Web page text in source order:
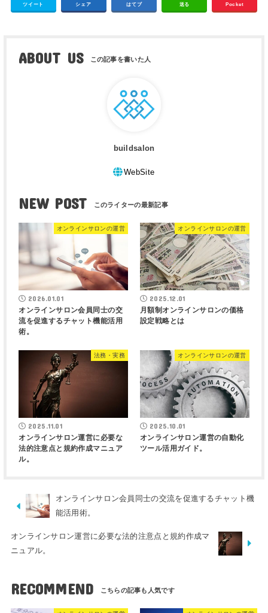
ツイート シェア はてブ 送る Pocket
ABOUT US
buildsalon
WebSite
NEW POST
オンラインサロンの運営
2026.01.01
オンラインサロン会員同士の交
流を促進するチャット機能活用
術。
オンラインサロンの運営
2025.12.01
月額制オンラインサロンの価格
設定戦略とは
法務・実務
2025.11.01
オンラインサロン運営に必要な
法的注意点と規約作成マニュア
ル。
オンラインサロンの運営
2025.10.01
オンラインサロン運営の自動化
ツール活用ガイド。
オンラインサロン会員同士の交流を促進するチャット機
能活用術。
オンラインサロン運営に必要な法的注意点と規約作成マ
ニュアル。
RECOMMEND